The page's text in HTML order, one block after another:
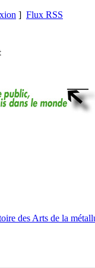
] Flux RSS
des Arts de la